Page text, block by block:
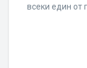
всеки един от